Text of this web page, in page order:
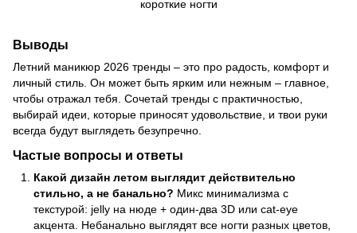
Выводы
Летний маникюр 2026 тренды – это про радость, комфорт и
личный стиль. Он может быть ярким или нежным – главное,
чтобы отражал тебя. Сочетай тренды с практичностью,
выбирай идеи, которые приносят удовольствие, и твои руки
всегда будут выглядеть безупречно.
Частые вопросы и ответы
Какой дизайн летом выглядит действительно
стильно, а не банально? Микс минимализма с
текстурой: jelly на нюде + один-два 3D или cat-eye
акцента. Небанально выглядят все ногти разных цветов,